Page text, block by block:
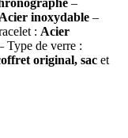
Acier inoxydable –
: Acier
Type de verre :
original, sac et